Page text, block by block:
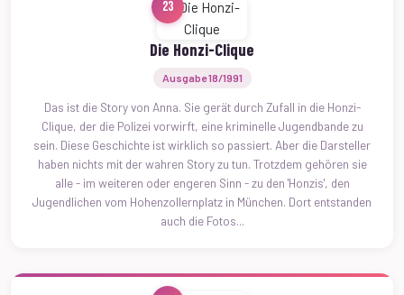
23
Die Honzi-Clique
Ausgabe 18/1991
Das ist die Story von Anna. Sie gerät durch Zufall in die Honzi-
Clique, der die Polizei vorwirft, eine kriminelle Jugendbande zu
sein. Diese Geschichte ist wirklich so passiert. Aber die Darsteller
haben nichts mit der wahren Story zu tun. Trotzdem gehören sie
alle - im weiteren oder engeren Sinn - zu den 'Honzis', den
Jugendlichen vom Hohenzollernplatz in München. Dort entstanden
auch die Fotos...